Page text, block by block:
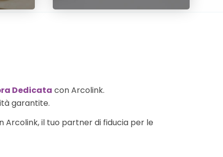
Dedicata con Arcolink.
garantite.
Arcolink, il tuo partner di fiducia per le